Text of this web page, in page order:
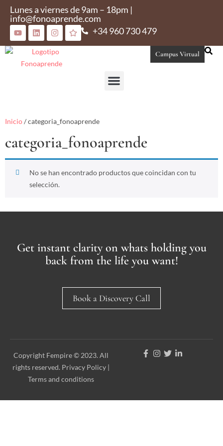
Lunes a viernes de 9am – 18pm |
info@fonoaprende.com
+34 960 730 479
Campus Virtual
Inicio/ categoria_fonoaprende
categoria_fonoaprende
No se han encontrado productos que coincidan con tu
selección.
Get instant clarity on whats holding you
back from the life you want!
Book a Discovery Call
Copyright Fempire © 2023. All
rights reserved. Privacy Policy |
Terms and conditions